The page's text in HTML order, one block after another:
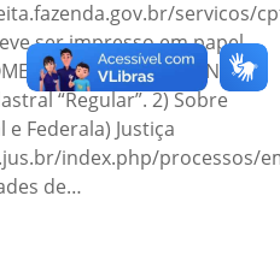
servicos/
ser impresso em papel
DATA DE NASCIMENTO
“Regular”. 2) Sobre
Federala) Justiça
index.php/processos/
de…